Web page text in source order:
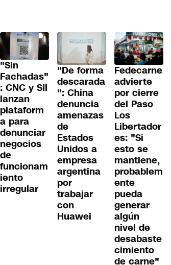
"Sin
Fachadas"
: CNC y SII
lanzan
plataform
a para
denunciar
negocios
de
funcionam
iento
irregular
"De forma
descarada
": China
denuncia
amenazas
de
Estados
Unidos a
empresa
argentina
por
trabajar
con
Huawei
Fedecarne
advierte
por cierre
del Paso
Los
Libertador
es: "Si
esto se
mantiene,
probablem
ente
pueda
generar
algún
nivel de
desabaste
cimiento
de carne"